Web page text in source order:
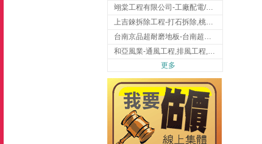
翊棠工程有限公司-工廠配電/高雄消防機電公司
上吉錸拆除工程-打石拆除,桃園打石拆除,桃園拆除工程
台南京品超耐磨地板-台南超耐磨地板
和亞風業-通風工程,排風工程,彰化通風工程,彰化排風工程
更多